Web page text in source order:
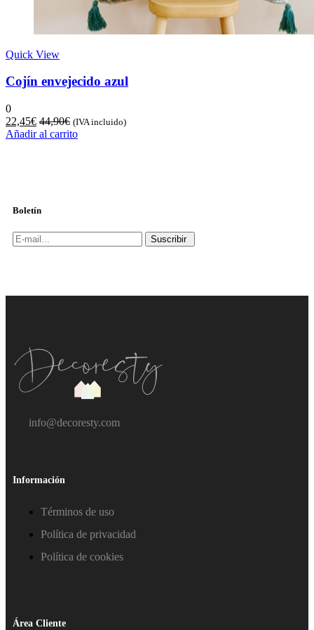
Quick View
Cojín envejecido azul
0
22,45€ 44,90€ (IVA incluido)
Añadir al carrito
Boletín
Suscribir
info@decoresty.com
Información
Términos de uso
Política de privacidad
Política de cookies
Área Cliente